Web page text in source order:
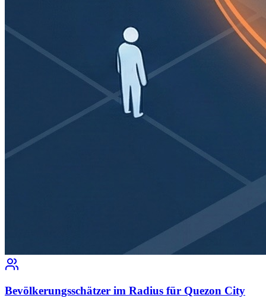
Bevölkerungsschätzer im Radius für Quezon City